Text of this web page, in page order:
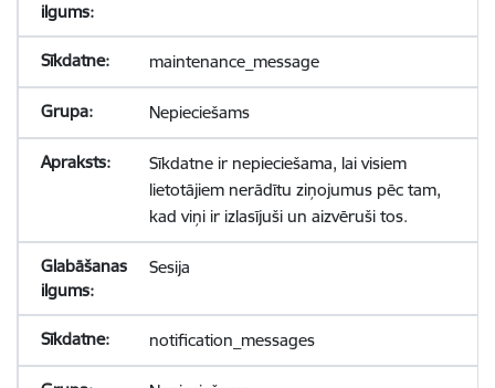
maintenance_message
Nepieciešams
Sīkdatne ir nepieciešama, lai visiem
lietotājiem nerādītu ziņojumus pēc tam,
kad viņi ir izlasījuši un aizvēruši tos.
Sesija
notification_messages